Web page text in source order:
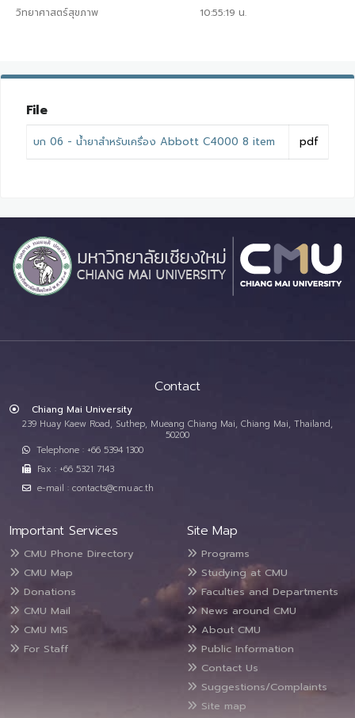
วิทยาศาสตร์สุขภาพ
10:55:19 น.
File
บก 06 - น้ำยาสำหรับเครื่อง Abbott C4000 8 item pdf
Contact
Chiang Mai University
239 Huay Kaew Road, Suthep, Mueang Chiang Mai, Chiang Mai, Thailand,
50200
Telephone : +66 5394 1300
Fax : +66 5321 7143
e-mail : contacts@cmu.ac.th
Important Services
CMU Phone Directory
CMU Map
Donations
CMU Mail
CMU MIS
For Staff
Site Map
Programs
Studying at CMU
Faculties and Departments
News around CMU
About CMU
Public Information
Contact Us
Suggestions/Complaints
Site map